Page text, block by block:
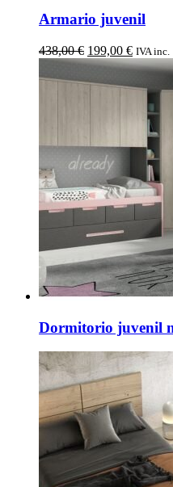
Armario juvenil
438,00€ El
precio
original
199,00 €El
precio
es:
199,00 €.
IVA inc.
Dormitorio juvenil